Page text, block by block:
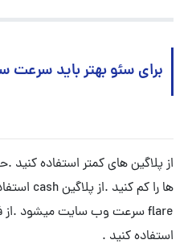
برای سئو بهتر باید سرعت
استفاده کنید .